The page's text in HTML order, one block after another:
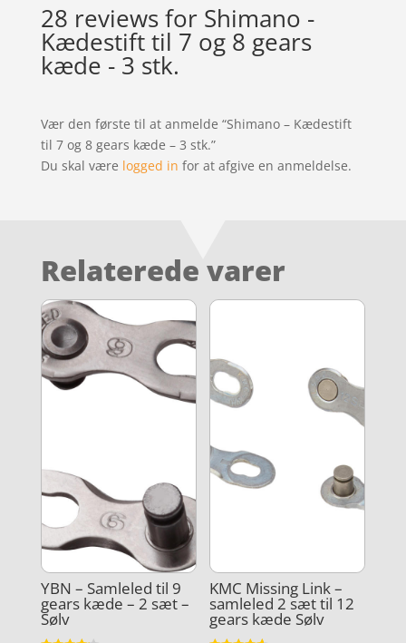
28 reviews for Shimano -
Kædestift til 7 og 8 gears
kæde - 3 stk.
Vær den første til at anmelde “Shimano – Kædestift
til 7 og 8 gears kæde – 3 stk.”
Du skal være logged in for at afgive en anmeldelse.
Relaterede varer
YBN – Samleled til 9
gears kæde – 2 sæt –
Sølv
KMC Missing Link –
samleled 2 sæt til 12
gears kæde Sølv